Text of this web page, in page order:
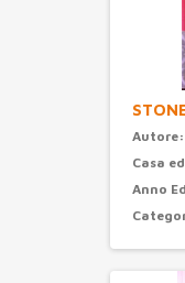
Autore:
Casa
Anno